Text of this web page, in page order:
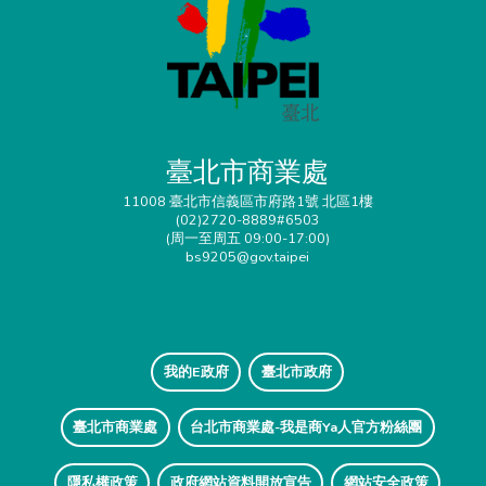
臺北市商業處
11008 臺北市信義區市府路1號 北區1樓
(02)2720-8889#6503
(周一至周五 09:00-17:00)
bs9205@gov.taipei
我的E政府 臺北市政府
臺北市商業處 台北市商業處-我是商Ya人官方粉絲團